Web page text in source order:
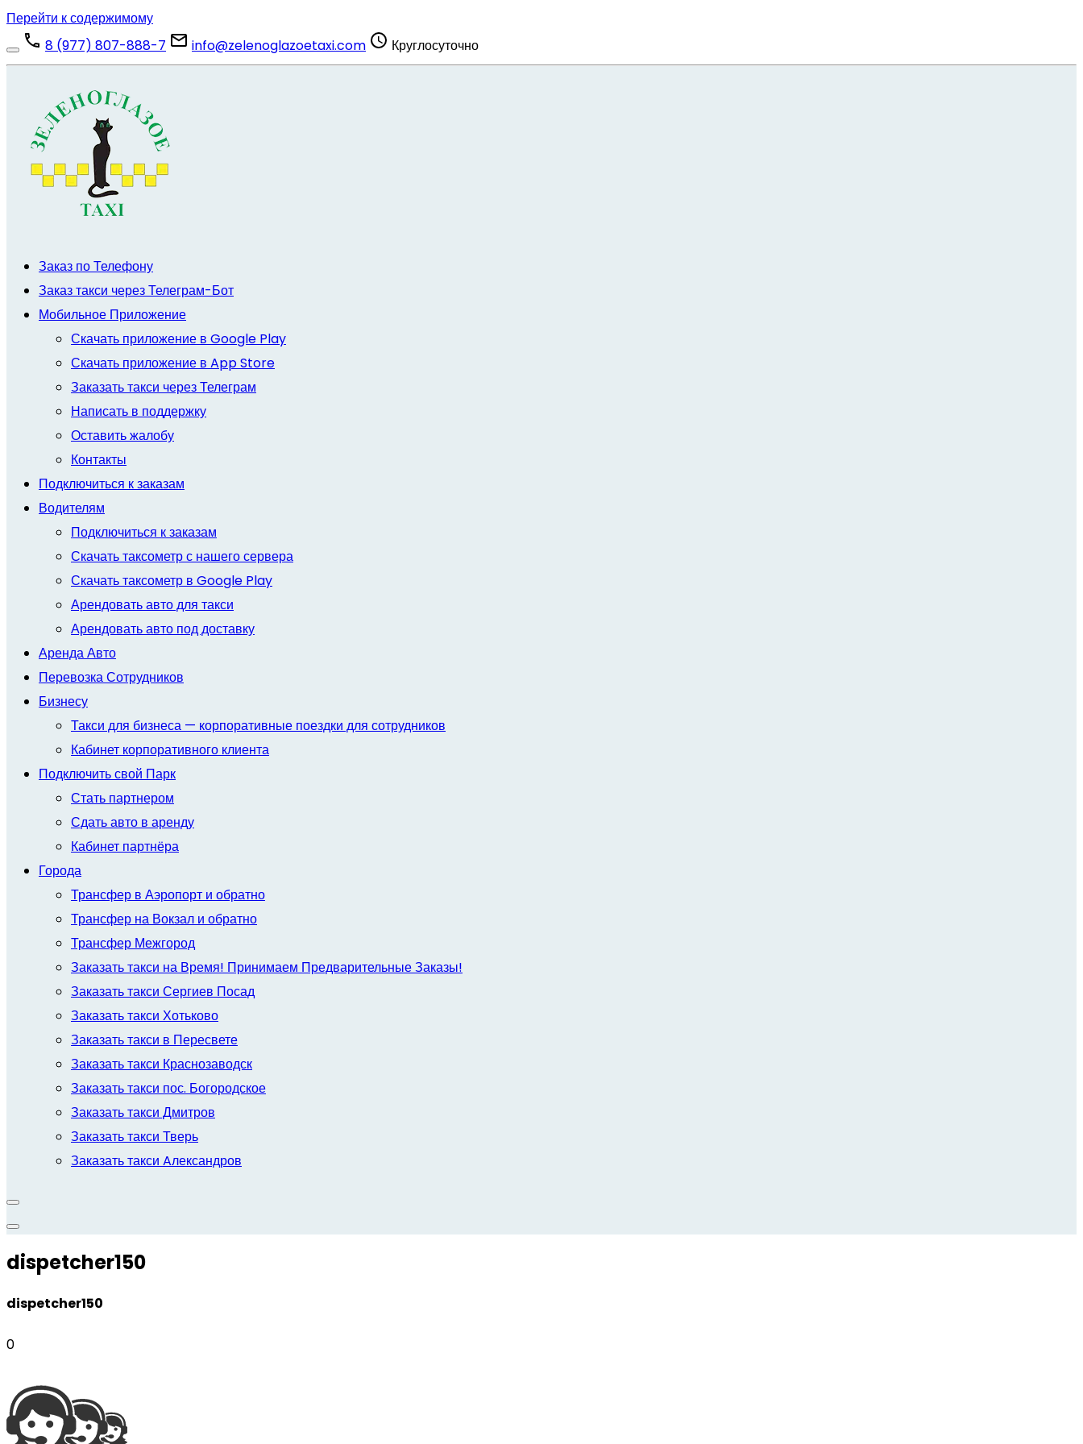
Перейти к содержимому
8 (977) 807-888-7
info@zelenoglazoetaxi.com Круглосуточно
Заказ по Телефону
Заказ такси через Телеграм-Бот
Мобильное Приложение
Скачать приложение в Google Play
Скачать приложение в App Store
Заказать такси через Телеграм
Написать в поддержку
Оставить жалобу
Контакты
Подключиться к заказам
Водителям
Подключиться к заказам
Скачать таксометр с нашего сервера
Скачать таксометр в Google Play
Арендовать авто для такси
Арендовать авто под доставку
Аренда Авто
Перевозка Сотрудников
Бизнесу
Такси для бизнеса — корпоративные поездки для сотрудников
Кабинет корпоративного клиента
Подключить свой Парк
Стать партнером
Сдать авто в аренду
Кабинет партнёра
Города
Трансфер в Аэропорт и обратно
Трансфер на Вокзал и обратно
Трансфер Межгород
Заказать такси на Время! Принимаем Предварительные Заказы!
Заказать такси Сергиев Посад
Заказать такси Хотьково
Заказать такси в Пересвете
Заказать такси Краснозаводск
Заказать такси пос. Богородское
Заказать такси Дмитров
Заказать такси Тверь
Заказать такси Aлександров
dispetcher150
dispetcher150
0